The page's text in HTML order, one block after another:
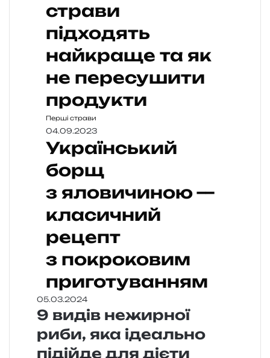
страви
підходять
найкраще та як
не пересушити
продукти
Перші страви
04.09.2023
Український
борщ
з яловичиною —
класичний
рецепт
з покроковим
приготуванням
05.03.2024
9 видів нежирної
риби, яка ідеально
підійде для дієти